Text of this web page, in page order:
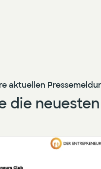
aktuellen
die